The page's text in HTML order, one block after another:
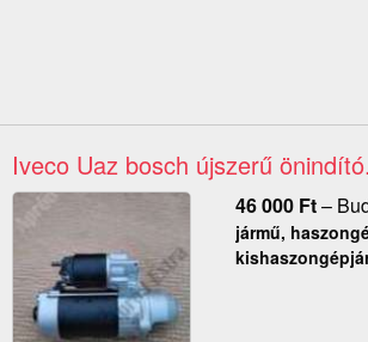
Iveco Uaz bosch újszerű önindító.
46 000 Ft–
jármű,